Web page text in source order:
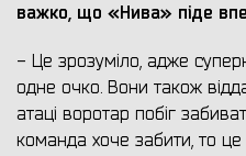
важко, що «Нива» піде
- Це зрозуміло, адже
одне очко. Вони також
атаці воротар побіг
команда хоче забити, то це